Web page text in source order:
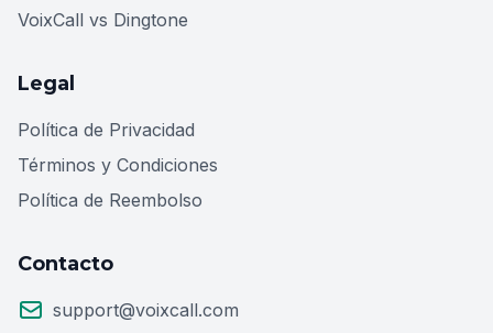
VoixCall vs Dingtone
Legal
Política de Privacidad
Términos y Condiciones
Política de Reembolso
Contacto
support@voixcall.com